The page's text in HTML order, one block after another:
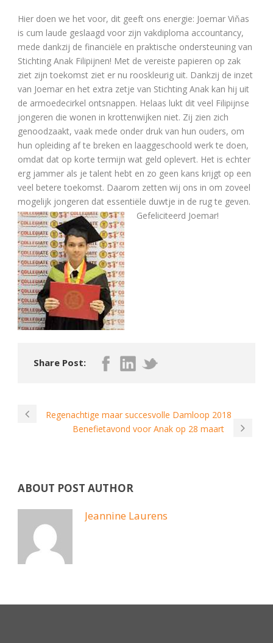
Hier doen we het voor, dit geeft ons energie: Joemar Viňas
is cum laude geslaagd voor zijn vakdiploma accountancy,
mede dankzij de financiële en praktische ondersteuning van
Stichting Anak Filipijnen! Met de vereiste papieren op zak
ziet zijn toekomst ziet er nu rooskleurig uit. Dankzij de inzet
van Joemar en het extra zetje van Stichting Anak kan hij uit
de armoedecirkel ontsnappen. Helaas lukt dit veel Filipijnse
jongeren die wonen in krottenwijken niet. Zij zien zich
genoodzaakt, vaak mede onder druk van hun ouders, om
hun opleiding af te breken en laaggeschoold werk te doen,
omdat dat op korte termijn wat geld oplevert. Het is echter
erg jammer als je talent hebt en zo geen kans krijgt op een
veel betere toekomst. Daarom zetten wij ons in om zoveel
mogelijk jongeren dat essentiële duwtje in de rug te geven.
Gefeliciteerd Joemar!
Share Post:
Regenachtige maar succesvolle Damloop 2018
Benefietavond voor Anak op 28 maart
ABOUT POST AUTHOR
Jeannine Laurens